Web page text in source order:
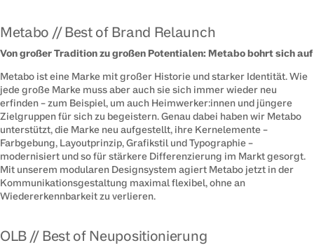
Metabo // Best of Brand Relaunch
Von großer Tradition zu großen Potentialen: Metabo bohrt sich auf
Metabo ist eine Marke mit großer Historie und starker Identität. Wie
jede große Marke muss aber auch sie sich immer wieder neu
erfinden – zum Beispiel, um auch Heimwerker:innen und jüngere
Zielgruppen für sich zu begeistern. Genau dabei haben wir Metabo
unterstützt, die Marke neu aufgestellt, ihre Kernelemente –
Farbgebung, Layoutprinzip, Grafikstil und Typographie –
modernisiert und so für stärkere Differenzierung im Markt gesorgt.
Mit unserem modularen Designsystem agiert Metabo jetzt in der
Kommunikationsgestaltung maximal flexibel, ohne an
Wiedererkennbarkeit zu verlieren.
OLB // Best of Neupositionierung